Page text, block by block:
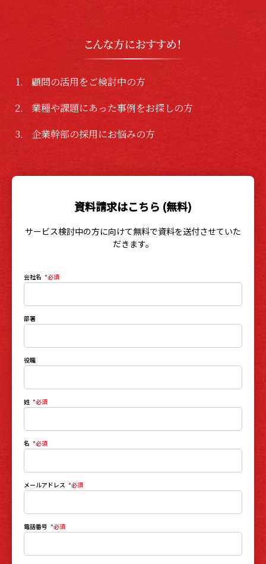
顧問の活用をご検討中の方
業種や課題にあった事例をお探しの方
企業幹部の採用にお悩みの方
資料請求はこちら (無料)
サービス検討中の方に向けて無料で資料を送付させていた
だきます。
会社名 *
部署
役職
姓 *
名 *
メールアドレス *
電話番号 *